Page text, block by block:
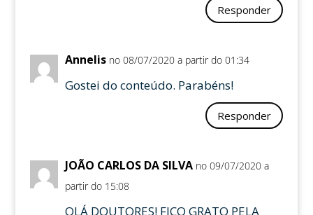
Responder
Annelis no 08/07/2020 a partir do 01:34
Gostei do conteúdo. Parabéns!
Responder
JOÃO CARLOS DA SILVA no 09/07/2020 a
partir do 15:08
OLÁ DOUTORES! FICO GRATO PELA